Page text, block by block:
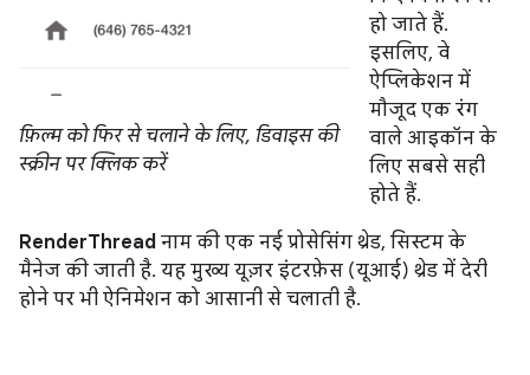
फ़िल्म को फिर से चलाने के लिए, डिवाइस की
स्क्रीन पर क्लिक करें
हो जाते हैं.
इसलिए, वे
ऐप्लिकेशन में
मौजूद एक रंग
वाले आइकॉन के
लिए सबसे सही
होते हैं.
RenderThread नाम की एक नई प्रोसेसिंग थ्रेड, सिस्टम के
मैनेज की जाती है. यह मुख्य यूज़र इंटरफ़ेस (यूआई) थ्रेड में देरी
होने पर भी ऐनिमेशन को आसानी से चलाती है.